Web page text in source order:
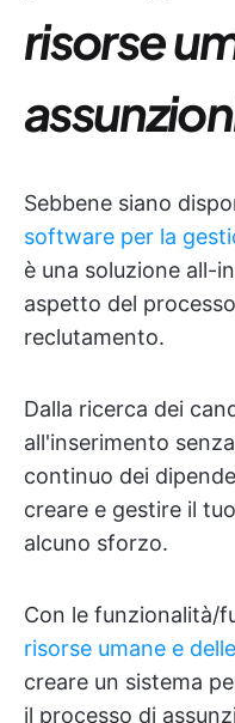
risorse
Sebbene siano
software per la
è una soluzione all-
aspetto del
reclutamento.
Dalla ricerca dei
all'inserimento
continuo dei
creare e gestire il
alcuno sforzo.
Con le funzionalità/
risorse umane e
creare un sistema
il processo di